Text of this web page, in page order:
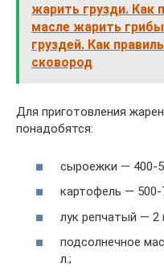
жарить грузди. Как
масле жарить
груздей. Как
сковород
Для приготовления
понадобятся:
сыроежки — 400-
картофель — 500-
лук репчатый — 2
подсолнечное
л.;